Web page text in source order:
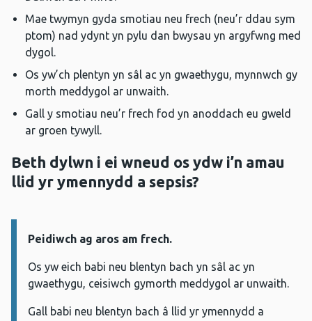
Mae twymyn gyda smotiau neu frech (neu’r ddau sym
ptom) nad ydynt yn pylu dan bwysau yn argyfwng med
dygol.
Os yw’ch plentyn yn sâl ac yn gwaethygu, mynnwch gy
morth meddygol ar unwaith.
Gall y smotiau neu’r frech fod yn anoddach eu gweld
ar groen tywyll.
Beth dylwn i ei wneud os ydw i’n amau ​​
llid yr ymennydd a sepsis?
Gwybodaeth:
Peidiwch ag aros am frech.
Os yw eich babi neu blentyn bach yn sâl ac yn
gwaethygu, ceisiwch gymorth meddygol ar unwaith.
Gall babi neu blentyn bach â llid yr ymennydd a